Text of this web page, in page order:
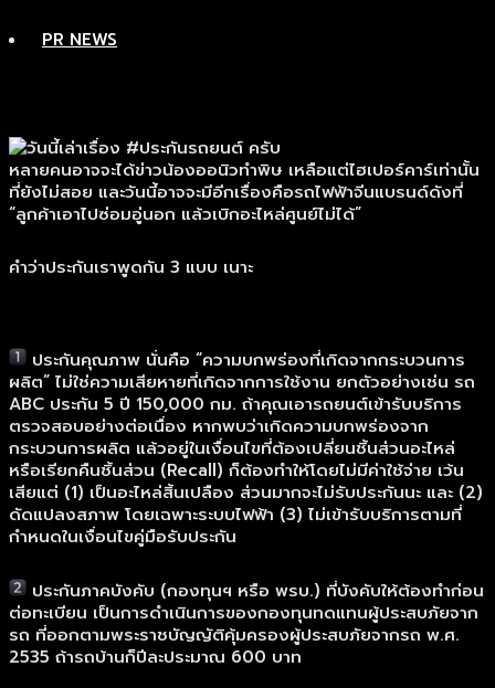
PR NEWS
หลายคนอาจจะได้ข่าวน้องออนิวทำพิษ เหลือแต่ไฮเปอร์คาร์เท่านั้น
ที่ยังไม่สอย และวันนี้อาจจะมีอีกเรื่องคือรถไฟฟ้าจีนแบรนด์ดังที่
“ลูกค้าเอาไปซ่อมอู่นอก แล้วเบิกอะไหล่ศูนย์ไม่ได้”
คำว่าประกันเราพูดกัน 3 แบบ เนาะ
ประกันคุณภาพ นั่นคือ “ความบกพร่องที่เกิดจากกระบวนการ
ผลิต” ไม่ใช่ความเสียหายที่เกิดจากการใช้งาน ยกตัวอย่างเช่น รถ
ABC ประกัน 5 ปี 150,000 กม. ถ้าคุณเอารถยนต์เข้ารับบริการ
ตรวจสอบอย่างต่อเนื่อง หากพบว่าเกิดความบกพร่องจาก
กระบวนการผลิต แล้วอยู่ในเงื่อนไขที่ต้องเปลี่ยนชิ้นส่วนอะไหล่
หรือเรียกคืนชิ้นส่วน (Recall) ก็ต้องทำให้โดยไม่มีค่าใช้จ่าย เว้น
เสียแต่ (1) เป็นอะไหล่สิ้นเปลือง ส่วนมากจะไม่รับประกันนะ และ (2)
ดัดแปลงสภาพ โดยเฉพาะระบบไฟฟ้า (3) ไม่เข้ารับบริการตามที่
กำหนดในเงื่อนไขคู่มือรับประกัน
ประกันภาคบังคับ (กองทุนฯ หรือ พรบ.) ที่บังคับให้ต้องทำก่อน
ต่อทะเบียน เป็นการดำเนินการของกองทุนทดแทนผู้ประสบภัยจาก
รถ ที่ออกตามพระราชบัญญัติคุ้มครองผู้ประสบภัยจากรถ พ.ศ.
2535 ถ้ารถบ้านก็ปีละประมาณ 600 บาท